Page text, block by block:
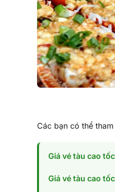
Các bạn có thể
Giá vé tàu cao
Giá vé tàu cao